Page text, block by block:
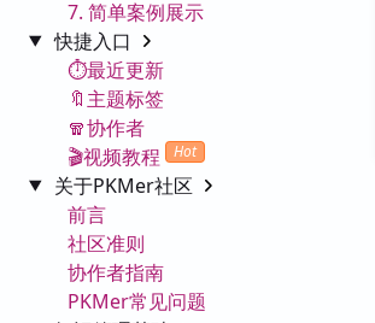
7. 简单案例展示
快捷入口
⏱️最近更新
🔖主题标签
🧣协作者
🎬视频教程
Hot
关于PKMer社区
前言
社区准则
协作者指南
PKMer常见问题